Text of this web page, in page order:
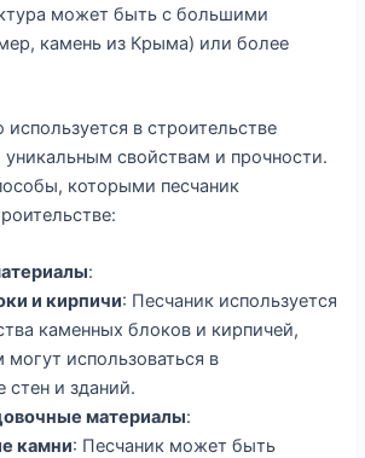
может быть с большими
камень из Крыма) или более
в строительстве
свойствам и прочности.
которыми песчаник
:
и кирпичи: Песчаник используется
каменных блоков и кирпичей,
могут использоваться в
стен и зданий.
материалы:
камни: Песчаник может быть